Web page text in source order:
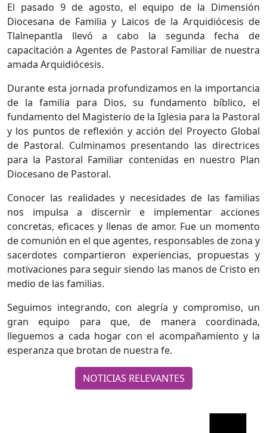
El pasado 9 de agosto, el equipo de la Dimensión
Diocesana de Familia y Laicos de la Arquidiócesis de
Tlalnepantla llevó a cabo la segunda fecha de
capacitación a Agentes de Pastoral Familiar de nuestra
amada Arquidiócesis.
Durante esta jornada profundizamos en la importancia
de la familia para Dios, su fundamento bíblico, el
fundamento del Magisterio de la Iglesia para la Pastoral
y los puntos de reflexión y acción del Proyecto Global
de Pastoral. Culminamos presentando las directrices
para la Pastoral Familiar contenidas en nuestro Plan
Diocesano de Pastoral.
Conocer las realidades y necesidades de las familias
nos impulsa a discernir e implementar acciones
concretas, eficaces y llenas de amor. Fue un momento
de comunión en el que agentes, responsables de zona y
sacerdotes compartieron experiencias, propuestas y
motivaciones para seguir siendo las manos de Cristo en
medio de las familias.
Seguimos integrando, con alegría y compromiso, un
gran equipo para que, de manera coordinada,
lleguemos a cada hogar con el acompañamiento y la
esperanza que brotan de nuestra fe.
NOTICIAS RELEVANTES